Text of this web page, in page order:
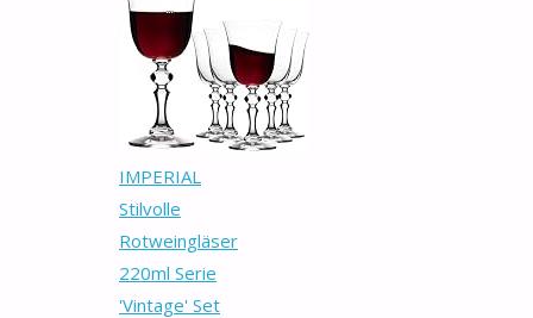
IMPERIAL
Stilvolle
Rotweingläser
220ml Serie
'Vintage' Set